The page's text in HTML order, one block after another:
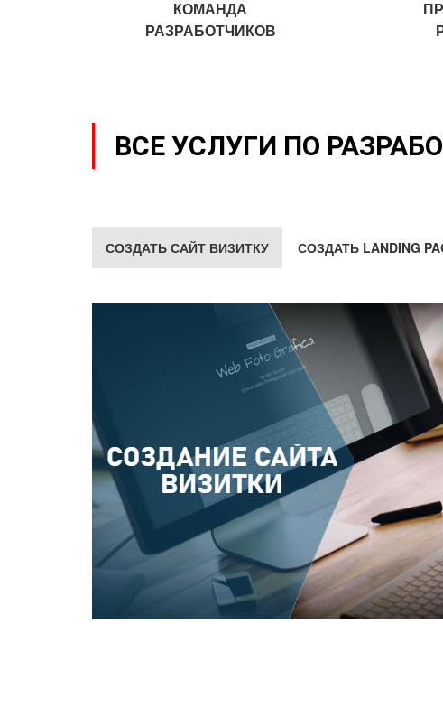
КОМАНДА
РАЗРАБОТЧИКОВ
ВСЕ УСЛУГИ ПО
СОЗДАТЬ САЙТ ВИЗИТКУ СОЗДАТЬ LANDING